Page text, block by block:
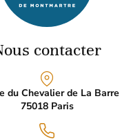
contacter
du Chevalier de La Barre
75018 Paris